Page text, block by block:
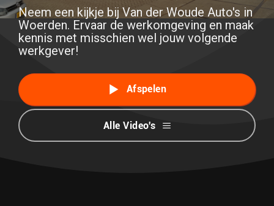
Neem een kijkje bij Van der Woude Auto's in
Woerden. Ervaar de werkomgeving en maak
kennis met misschien wel jouw volgende
werkgever!
Afspelen
Alle Video's